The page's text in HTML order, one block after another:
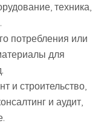
техника,
потребления или
для
и строительство,
и аудит,